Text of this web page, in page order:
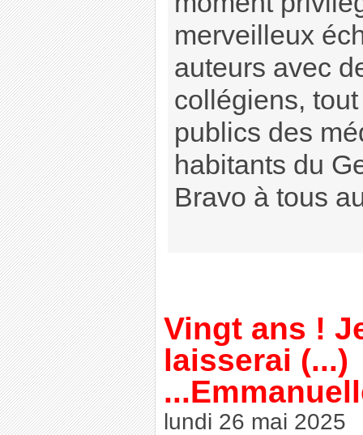
merveilleux
auteurs avec
collégiens,
publics des
habitants du
Bravo à tous
Vingt ans !
laisserai (...)
lundi 26 mai 2025